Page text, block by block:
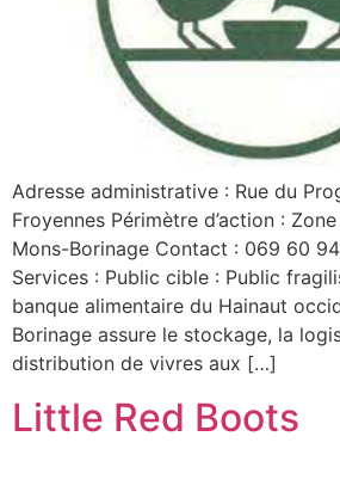
Adresse administrative : Rue du
Froyennes Périmètre d’action :
Mons-Borinage Contact : 069 60
Services : Public cible : Public
banque alimentaire du Hainaut
Borinage assure le stockage, la
distribution de vivres aux […]
Little Red Boots